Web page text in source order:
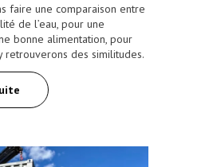
faire une comparaison entre
de l’eau, pour une
bonne alimentation, pour
retrouverons des similitudes.